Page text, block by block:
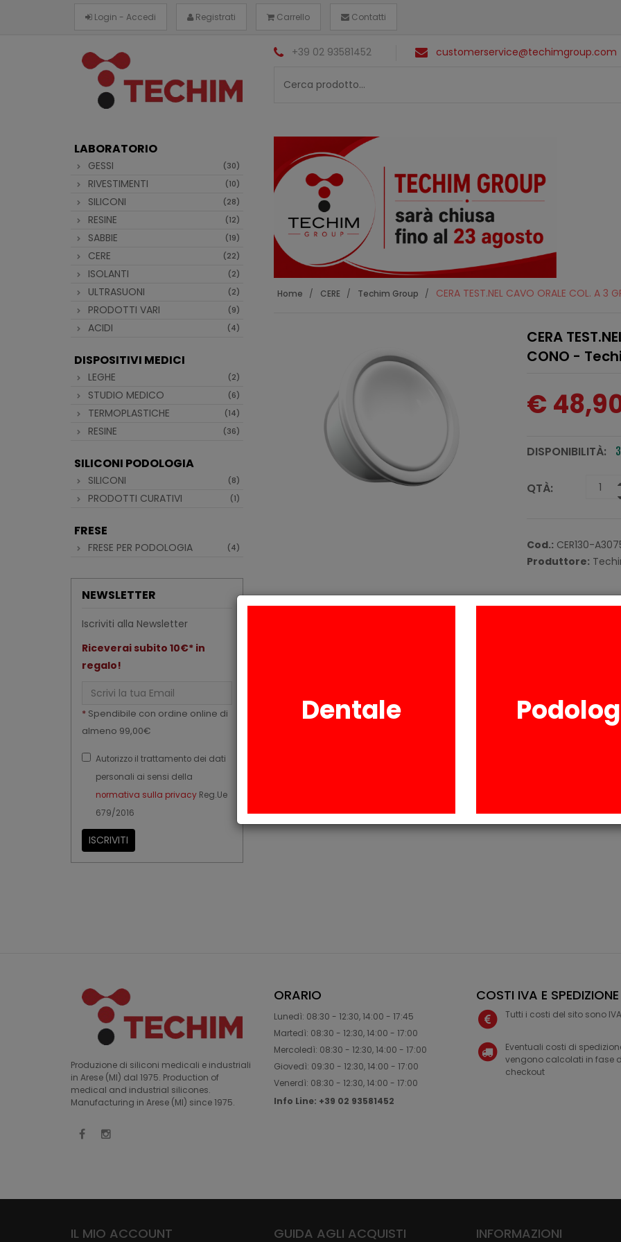
Login - Accedi Registrati Carrello Contatti
+39 02 93581452 customerservice@techimgroup.com
LABORATORIO
GESSI (30)
RIVESTIMENTI (10)
SILICONI (28)
RESINE (12)
SABBIE (19)
CERE (22)
ISOLANTI (2)
ULTRASUONI (2)
PRODOTTI VARI (9)
ACIDI (4)
DISPOSITIVI MEDICI
LEGHE (2)
STUDIO MEDICO (6)
TERMOPLASTICHE (14)
RESINE (36)
SILICONI PODOLOGIA
SILICONI (8)
PRODOTTI CURATIVI (1)
FRESE
FRESE PER PODOLOGIA (4)
NEWSLETTER
Iscriviti alla Newsletter
Riceverai subito 10€* in
regalo!
Email
* Spendibile con ordine online di
almeno 99,00€
Autorizzo il trattamento dei dati
personali ai sensi della
normativa sulla privacy Reg.Ue
679/2016
ISCRIVITI
Home CERE Techim Group CERA TEST.NEL CAVO ORALE COL. A 3
CERA
CONO -
€
DISPONIBILITÀ:
QTÀ:
Cod.: CER130-
Produttore:
Produzione di siliconi medicali e industriali
in Arese (MI) dal 1975. Production of
medical and industrial silicones.
Manufacturing in Arese (MI) since 1975.
ORARIO
Lunedì: 08:30 - 12:30, 14:00 - 17:45
Martedì: 08:30 - 12:30, 14:00 - 17:00
Mercoledì: 08:30 - 12:30, 14:00 - 17:00
Giovedì: 09:30 - 12:30, 14:00 - 17:00
Venerdì: 08:30 - 12:30, 14:00 - 17:00
Info Line: +39 02 93581452
COSTI IVA E SPEDIZIONE
Tutti i costi del sito sono
Eventuali costi di
vengono calcolati in fase
checkout
IL MIO ACCOUNT GUIDA AGLI ACQUISTI INFORMAZIONI
Dentale